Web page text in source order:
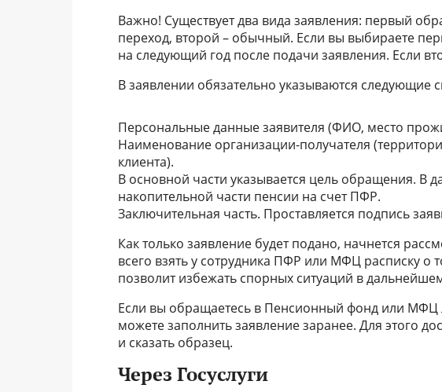
Важно! Существует два вида заявления: первый
переход, второй – обычный. Если вы выбираете
на следующий год после подачи заявления. Если
В заявлении обязательно указываются следующие
Персональные данные заявителя (ФИО, место
Наименование организации-получателя
клиента).
В основной части указывается цель обращения. В
накопительной части пенсии на счет ПФР.
Заключительная часть. Проставляется подпись
Как только заявление будет подано, начнется
всего взять у сотрудника ПФР или МФЦ расписку о
позволит избежать спорных ситуаций в
Если вы обращаетесь в Пенсионный фонд или МФЦ
можете заполнить заявление заранее. Для этого
и сказать образец.
Через Госуслуги